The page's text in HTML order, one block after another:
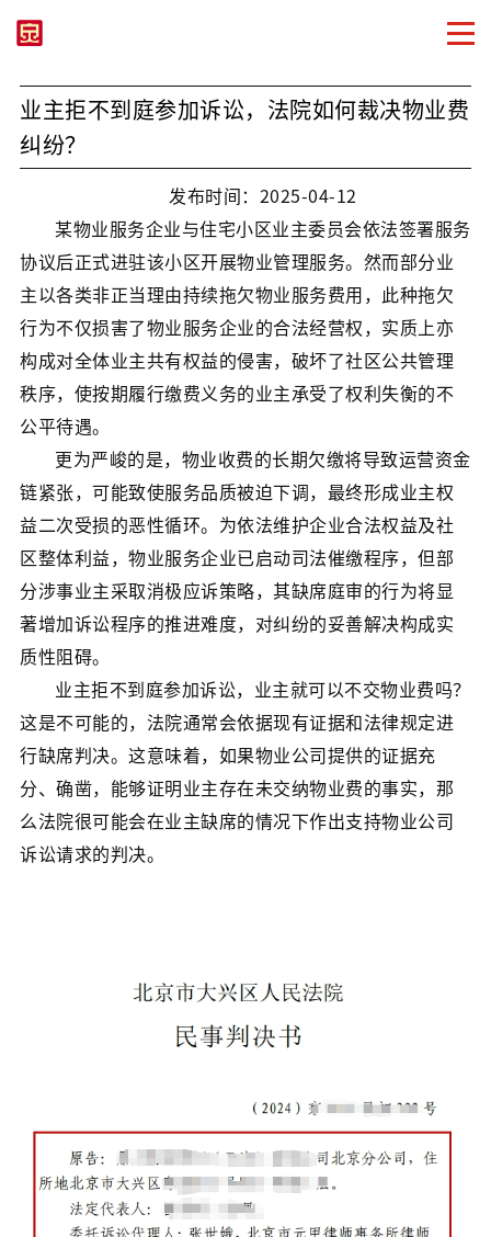
业主拒不到庭参加诉讼，法院如何裁决物业费
纠纷？
发布时间：2025-04-12
某物业服务企业与住宅小区业主委员会依法签署服务
协议后正式进驻该小区开展物业管理服务。然而部分业
主以各类非正当理由持续拖欠物业服务费用，此种拖欠
行为不仅损害了物业服务企业的合法经营权，实质上亦
构成对全体业主共有权益的侵害，破坏了社区公共管理
秩序，使按期履行缴费义务的业主承受了权利失衡的不
公平待遇。
更为严峻的是，物业收费的长期欠缴将导致运营资金
链紧张，可能致使服务品质被迫下调，最终形成业主权
益二次受损的恶性循环。为依法维护企业合法权益及社
区整体利益，物业服务企业已启动司法催缴程序，但部
分涉事业主采取消极应诉策略，其缺席庭审的行为将显
著增加诉讼程序的推进难度，对纠纷的妥善解决构成实
质性阻碍。
业主拒不到庭参加诉讼，业主就可以不交物业费吗？
这是不可能的，法院通常会依据现有证据和法律规定进
行缺席判决。这意味着，如果物业公司提供的证据充
分、确凿，能够证明业主存在未交纳物业费的事实，那
么法院很可能会在业主缺席的情况下作出支持物业公司
诉讼请求的判决。